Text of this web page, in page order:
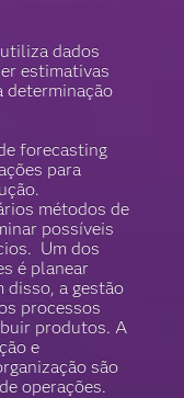
dados
estimativas
determinação
forecasting
para
métodos de
possíveis
Um dos
é planear
disso, a gestão
processos
produtos. A
e
são
operações.